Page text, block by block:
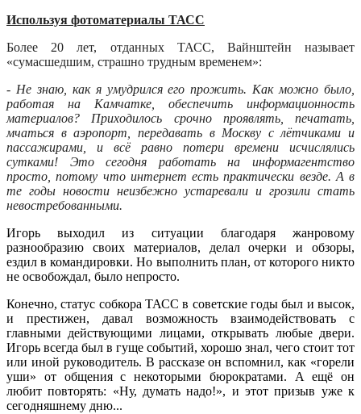
Используя фотоматериалы ТАСС
Более 20 лет, отданных ТАСС, Вайнштейн называет
«сумасшедшим, страшно трудным временем»:
- Не знаю, как я умудрился его прожить. Как можно было,
работая на Камчатке, обеспечить информационность
материалов? Приходилось срочно проявлять, печатать,
мчаться в аэропорт, передавать в Москву с лётчиками и
пассажирами, и всё равно потери времени исчислялись
сутками! Это сегодня работать на информагентство
просто, потому что интернет есть практически везде. А в
те годы новости неизбежно устаревали и грозили стать
невостребованными.
Игорь выходил из ситуации благодаря жанровому
разнообразию своих материалов, делал очерки и обзоры,
ездил в командировки. Но выполнить план, от которого никто
не освобождал, было непросто.
Конечно, статус собкора ТАСС в советские годы был и высок,
и престижен, давал возможность взаимодействовать с
главными действующими лицами, открывать любые двери.
Игорь всегда был в гуще событий, хорошо знал, чего стоит тот
или иной руководитель. В рассказе он вспомнил, как «горели
уши» от общения с некоторыми бюрократами. А ещё он
любит повторять: «Ну, думать надо!», и этот призыв уже к
сегодняшнему дню...